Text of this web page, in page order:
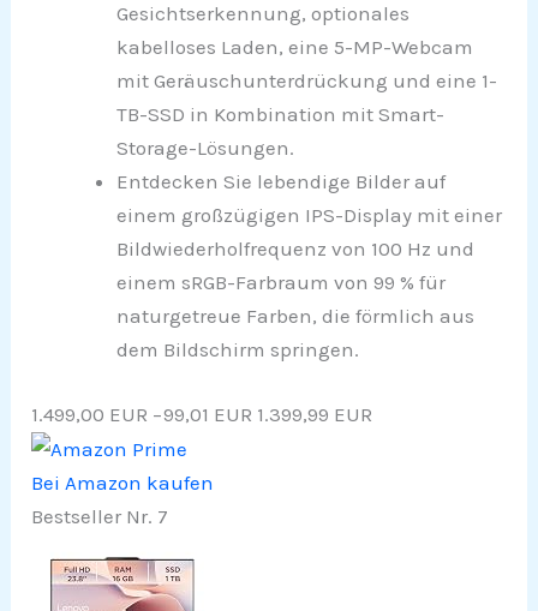
Gesichtserkennung, optionales
kabelloses Laden, eine 5-MP-Webcam
mit Geräuschunterdrückung und eine 1-
TB-SSD in Kombination mit Smart-
Storage-Lösungen.
Entdecken Sie lebendige Bilder auf
einem großzügigen IPS-Display mit einer
Bildwiederholfrequenz von 100 Hz und
einem sRGB-Farbraum von 99 % für
naturgetreue Farben, die förmlich aus
dem Bildschirm springen.
1.499,00 EUR −99,01 EUR 1.399,99 EUR
Bei Amazon kaufen
Bestseller Nr. 7